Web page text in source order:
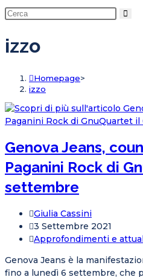
la
ricerca
sito
izzo
Homepage>
izzo
Genova Jeans,
Paganini Rock di
settembre
Autore
dell'articolo:
Giulia Cassini
Articolo
pubblicato:
3 Settembre 2021
Categoria
Approfondimenti e
Genova Jeans è la
fino a lunedì 6 settembre, che